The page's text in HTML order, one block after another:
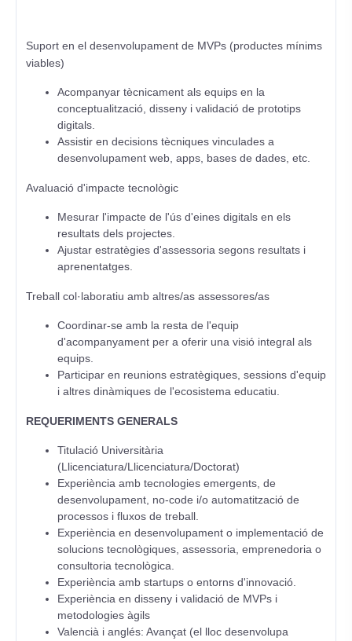
Suport en el desenvolupament de MVPs (productes mínims
viables)
Acompanyar tècnicament als equips en la
conceptualització, disseny i validació de prototips
digitals.
Assistir en decisions tècniques vinculades a
desenvolupament web, apps, bases de dades, etc.
Avaluació d'impacte tecnològic
Mesurar l'impacte de l'ús d'eines digitals en els
resultats dels projectes.
Ajustar estratègies d'assessoria segons resultats i
aprenentatges.
Treball col·laboratiu amb altres/as assessores/as
Coordinar-se amb la resta de l'equip
d'acompanyament per a oferir una visió integral als
equips.
Participar en reunions estratègiques, sessions d'equip
i altres dinàmiques de l'ecosistema educatiu.
REQUERIMENTS GENERALS
Titulació Universitària
(Llicenciatura/Llicenciatura/Doctorat)
Experiència amb tecnologies emergents, de
desenvolupament, no-code i/o automatització de
processos i fluxos de treball.
Experiència en desenvolupament o implementació de
solucions tecnològiques, assessoria, emprenedoria o
consultoria tecnològica.
Experiència amb startups o entorns d'innovació.
Experiència en disseny i validació de MVPs i
metodologies àgils
Valencià i anglés: Avançat (el lloc desenvolupa